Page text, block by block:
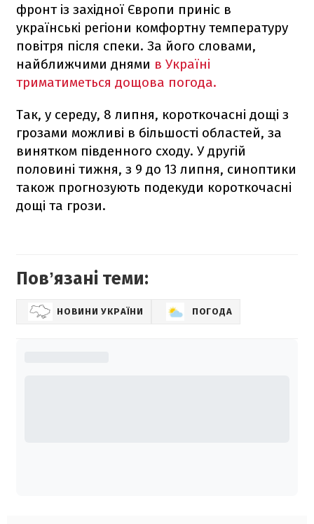
фронт із західної Європи приніс в
українські регіони комфортну температуру
повітря після спеки. За його словами,
найближчими днями в Україні
триматиметься дощова погода.
Так, у середу, 8 липня, короткочасні дощі з
грозами можливі в більшості областей, за
винятком південного сходу. У другій
половині тижня, з 9 до 13 липня, синоптики
також прогнозують подекуди короткочасні
дощі та грози.
Повʼязані теми:
НОВИНИ УКРАЇНИ ПОГОДА